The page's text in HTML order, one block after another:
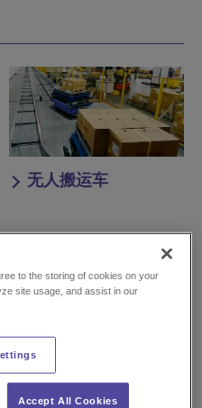
无人搬运车
拣选系统
to the storing of cookies on your
site usage, and assist in our
Accept All Cookies